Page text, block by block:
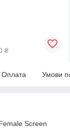
₴
Оплата Умови
Screen